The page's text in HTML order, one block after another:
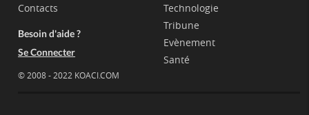
Contacts
Besoin d'aide ?
Se Connecter
© 2008 - 2022 KOACI.COM
Technologie
Tribune
Evènement
Santé